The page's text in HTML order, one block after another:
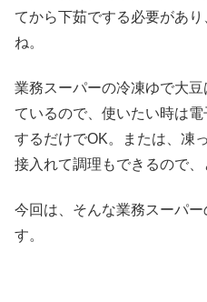
てから下茹でする必要があ
ね。
業務スーパーの冷凍ゆで大
ているので、使いたい時は
するだけでOK。または、凍
接入れて調理もできるので
今回は、そんな業務スーパ
す。